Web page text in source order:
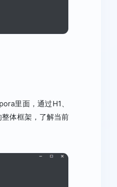
里面，通过H1、
体框架，了解当前